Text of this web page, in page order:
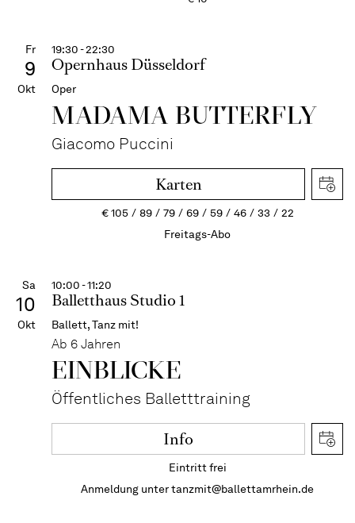
Fr
9
Okt
19:30 - 22:30
Opernhaus Düsseldorf
Oper
MADAMA BUTTER­FLY
Giacomo Puccini
Karten
€105 89 79 69 59 46 33
22
Freitags-Abo
Sa
10
Okt
10:00 - 11:20
Balletthaus Studio 1
Ballett, Tanz mit!
Ab 6 Jahren
EIN­BLICKE
Öffentliches Balletttraining
Info
Eintritt frei
Anmeldung untertanzmit@ballettamrhein.de